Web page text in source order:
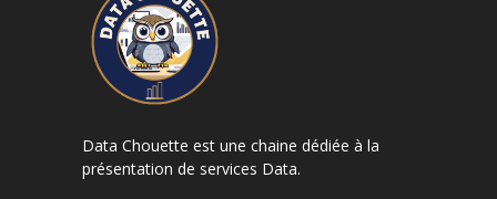
Data Chouette est une chaine dédiée à la
présentation de services Data.